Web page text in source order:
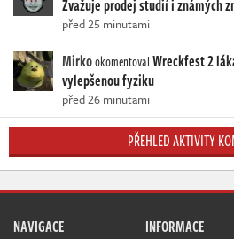
Zvažuje prodej studií i známých
před 25 minutami
MirkookomentovalWreckfest 2
vylepšenou fyziku
před 26 minutami
PŘEHLED AKTIVITY
NAVIGACE INFORMACE